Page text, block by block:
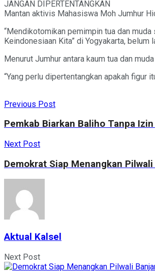
JANGAN DIPERTENTANGKAN
Mantan aktivis Mahasiswa Moh Jumhur
“Mendikotomikan pemimpin tua dan
Keindonesiaan Kita” di Yogyakarta, belum
Menurut Jumhur antara kaum tua dan
“Yang perlu dipertentangkan apakah figur
Previous Post
Pemkab Biarkan Baliho Tanpa
Next Post
Demokrat Siap Menangkan
Aktual Kalsel
Next Post